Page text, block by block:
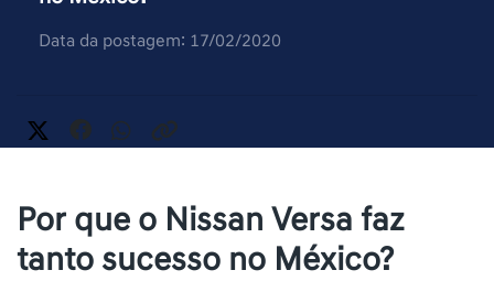
Data da postagem: 17/02/2020
Por que o Nissan Versa faz
tanto sucesso no México?